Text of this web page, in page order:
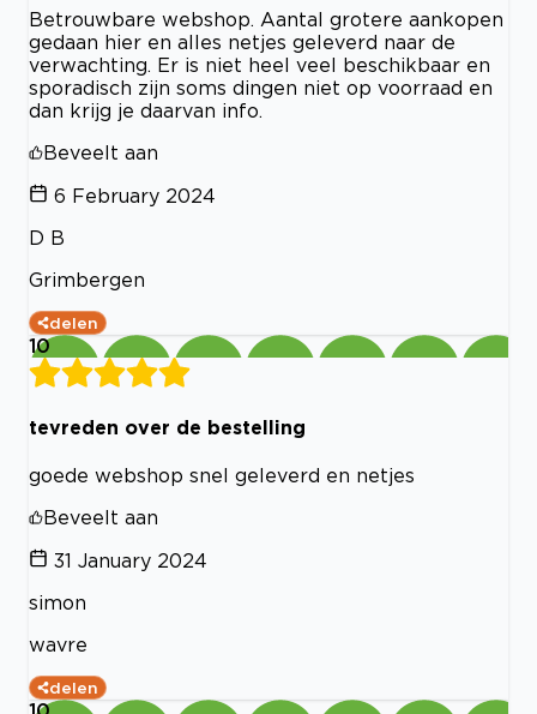
Betrouwbare webshop. Aantal grotere aankopen
gedaan hier en alles netjes geleverd naar de
verwachting. Er is niet heel veel beschikbaar en
sporadisch zijn soms dingen niet op voorraad en
dan krijg je daarvan info.
Beveelt aan
6 February 2024
D B
Grimbergen
delen
10
tevreden over de bestelling
goede webshop snel geleverd en netjes
Beveelt aan
31 January 2024
simon
wavre
delen